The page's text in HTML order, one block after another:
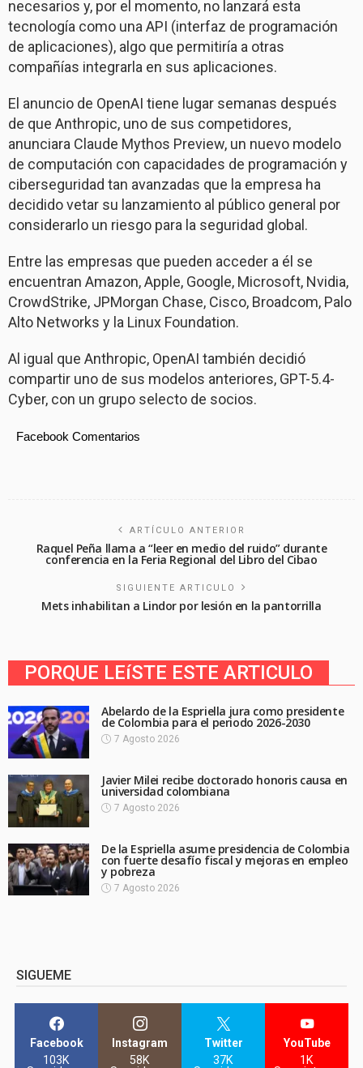
necesarios y, por el momento, no lanzará esta
tecnología como una API (interfaz de programación
de aplicaciones), algo que permitiría a otras
compañías integrarla en sus aplicaciones.
El anuncio de OpenAI tiene lugar semanas después
de que Anthropic, uno de sus competidores,
anunciara Claude Mythos Preview, un nuevo modelo
de computación con capacidades de programación y
ciberseguridad tan avanzadas que la empresa ha
decidido vetar su lanzamiento al público general por
considerarlo un riesgo para la seguridad global.
Entre las empresas que pueden acceder a él se
encuentran Amazon, Apple, Google, Microsoft, Nvidia,
CrowdStrike, JPMorgan Chase, Cisco, Broadcom, Palo
Alto Networks y la Linux Foundation.
Al igual que Anthropic, OpenAI también decidió
compartir uno de sus modelos anteriores, GPT-5.4-
Cyber, con un grupo selecto de socios.
Facebook Comentarios
ARTÍCULO ANTERIOR
Raquel Peña llama a “leer en medio del ruido” durante
conferencia en la Feria Regional del Libro del Cibao
SIGUIENTE ARTICULO
Mets inhabilitan a Lindor por lesión en la pantorrilla
PORQUE LEíSTE ESTE ARTICULO
Abelardo de la Espriella jura como presidente
de Colombia para el periodo 2026-2030
7 Agosto 2026
Javier Milei recibe doctorado honoris causa en
universidad colombiana
7 Agosto 2026
De la Espriella asume presidencia de Colombia
con fuerte desafío fiscal y mejoras en empleo
y pobreza
7 Agosto 2026
SIGUEME
Facebook
103K
Instagram
58K
Twitter
37K
YouTube
1K